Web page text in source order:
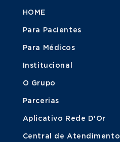
HOME
Para Pacientes
Para Médicos
Institucional
O Grupo
Parcerias
Aplicativo Rede D'Or
Central de Atendimento